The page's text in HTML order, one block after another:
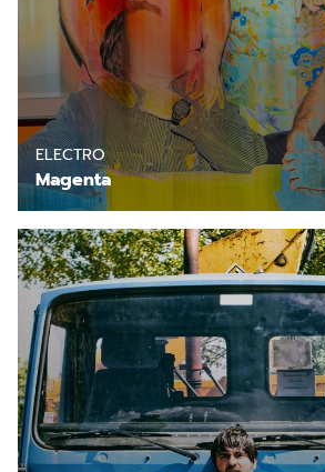
ELECTRO
Magenta
En savoir plus